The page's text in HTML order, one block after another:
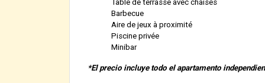
Table de terrasse avec chaises
Barbecue
Aire de jeux à proximité
Piscine privée
Minibar
*El precio incluye todo el apartamento